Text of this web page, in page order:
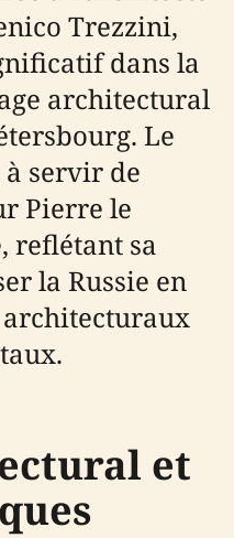
Trezzini,
dans la
architectural
Le
servir de
Pierre le
reflétant sa
la Russie en
et